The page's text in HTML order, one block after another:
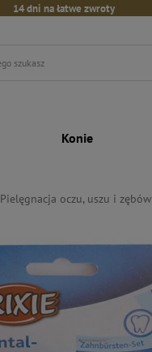
14 dni na łatwe zwroty
Konie
Pielęgnacja oczu, uszu i zębów